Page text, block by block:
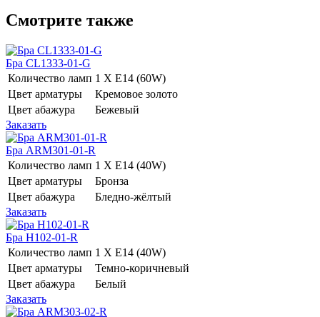
Смотрите также
Бра CL1333-01-G
Количество ламп 1 Х E14 (60W)
Цвет арматуры
Кремовое золото
Цвет абажура
Бежевый
Заказать
Бра ARM301-01-R
Количество ламп 1 Х E14 (40W)
Цвет арматуры
Бронза
Цвет абажура
Бледно-жёлтый
Заказать
Бра H102-01-R
Количество ламп 1 Х E14 (40W)
Цвет арматуры
Темно-коричневый
Цвет абажура
Белый
Заказать